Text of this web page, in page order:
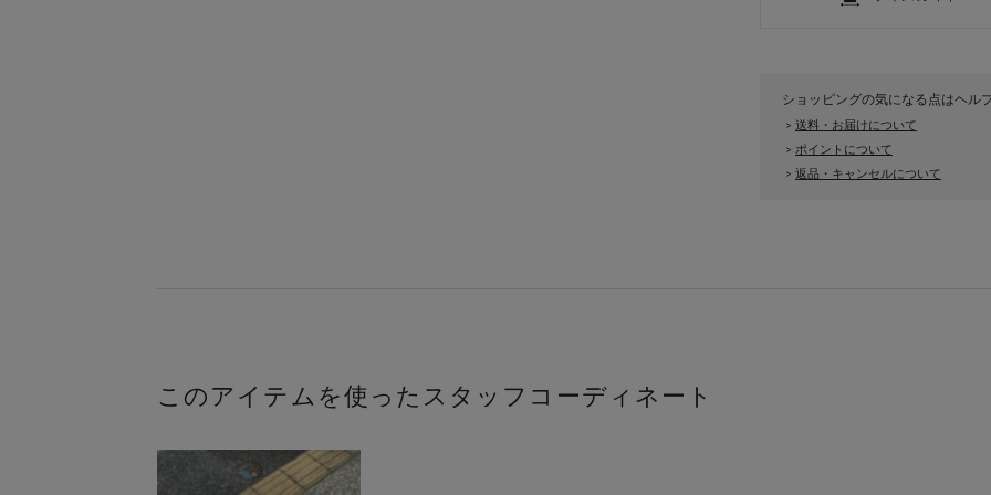
ショッピングの気になる点はヘル
> 送料・お届けについて
> ポイントについて
> 返品・キャンセルについて
このアイテムを使ったスタッフコーディネート